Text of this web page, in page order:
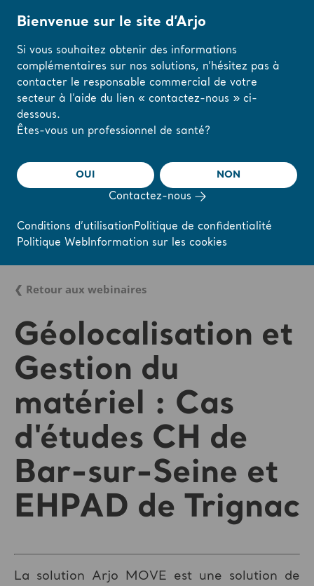
Modifiez votre
langue ici
J'AI COMPRIS
Accueil / ... / Webinaires et formations en ligne de l’Académie Arjo
❮ Retour aux webinaires
Géolocalisation et
Gestion du
matériel : Cas
d'études CH de
Bar-sur-Seine et
EHPAD de Trignac
La solution Arjo MOVE est une solution de
Bienvenue sur le site d’Arjo
Si vous souhaitez obtenir des informations
complémentaires sur nos solutions, n’hésitez pas à
contacter le responsable commercial de votre
secteur à l’aide du lien « contactez-nous » ci-
dessous.
Êtes-vous un professionnel de santé?
OUI NON
Contactez-nous
Conditions d’utilisationPolitique de confidentialité
Politique WebInformation sur les cookies